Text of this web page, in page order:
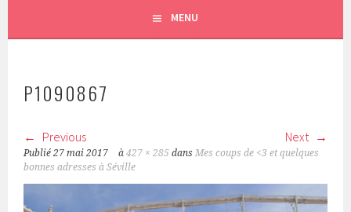
MENU
P1090867
Previous Next
Publié27 mai 2017 à427 × 285 dansMes coups de <3 et quelques
bonnes adresses à Séville